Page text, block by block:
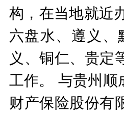
构，在当地就近
六盘水、遵义、
义、铜仁、贵定
工作。 与贵州顺
财产保险股份有